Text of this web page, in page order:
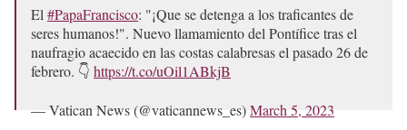
El #PapaFrancisco: "¡Que se detenga a los traficantes de
seres humanos!". Nuevo llamamiento del Pontífice tras el
naufragio acaecido en las costas calabresas el pasado 26 de
febrero. 👇 https://t.co/uOil1ABkjB
— Vatican News (@vaticannews_es)March 5, 2023